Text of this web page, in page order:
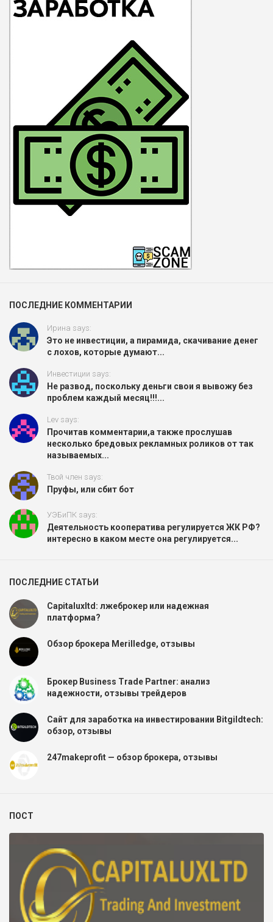
ПОСЛЕДНИЕ КОММЕНТАРИИ
Ирина says:
Это не инвестиции, а пирамида, скачивание денег
с лохов, которые думают...
Инвестиции says:
Не развод, поскольку деньги свои я вывожу без
проблем каждый месяц!!!...
Lev says:
Прочитав комментарии,а также прослушав
несколько бредовых рекламных роликов от так
называемых...
Твой член says:
Пруфы, или сбит бот
УЭБиПК says:
Деятельность кооператива регулируется ЖК РФ?
интересно в каком месте она регулируется...
ПОСЛЕДНИЕ СТАТЬИ
Capitaluxltd: лжеброкер или надежная
платформа?
Обзор брокера Merilledge, отзывы
Брокер Business Trade Partner: анализ
надежности, отзывы трейдеров
Сайт для заработка на инвестировании Bitgildtech:
обзор, отзывы
247makeprofit — обзор брокера, отзывы
ПОСТ